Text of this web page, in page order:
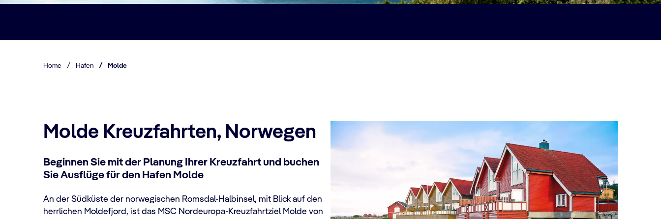
Home / Hafen / Molde
Molde Kreuzfahrten, Norwegen
Beginnen Sie mit der Planung Ihrer Kreuzfahrt und buchen
Sie Ausflüge für den Hafen Molde
An der Südküste der norwegischen Romsdal-Halbinsel, mit Blick auf den
herrlichen Moldefjord, ist das MSC Nordeuropa-Kreuzfahrtziel Molde von